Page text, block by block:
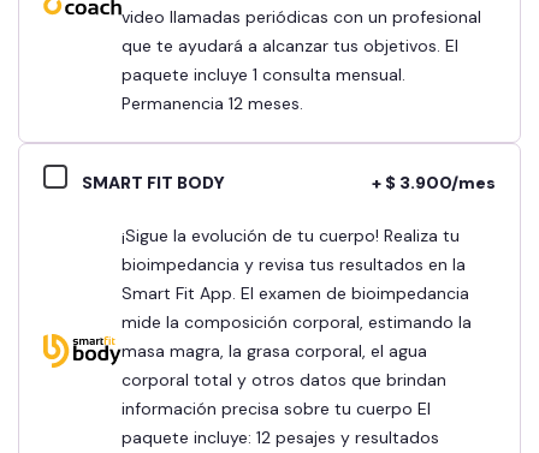
video llamadas periódicas con un profesional
que te ayudará a alcanzar tus objetivos. El
paquete incluye 1 consulta mensual.
Permanencia 12 meses.
SMART FIT BODY + $ 3.900/mes
¡Sigue la evolución de tu cuerpo! Realiza tu
bioimpedancia y revisa tus resultados en la
Smart Fit App. El examen de bioimpedancia
mide la composición corporal, estimando la
masa magra, la grasa corporal, el agua
corporal total y otros datos que brindan
información precisa sobre tu cuerpo El
paquete incluye: 12 pesajes y resultados